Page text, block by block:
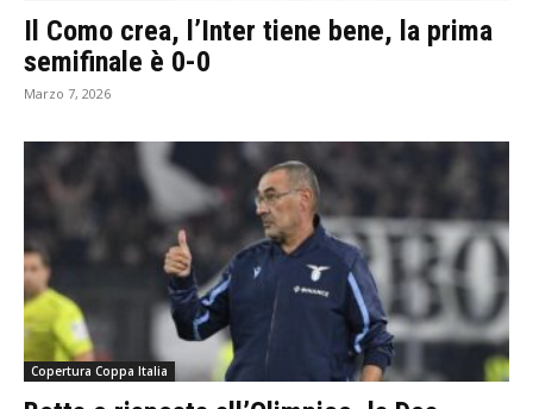
Il Como crea, l’Inter tiene bene, la prima
semifinale è 0-0
Marzo 7, 2026
Copertura Coppa Italia